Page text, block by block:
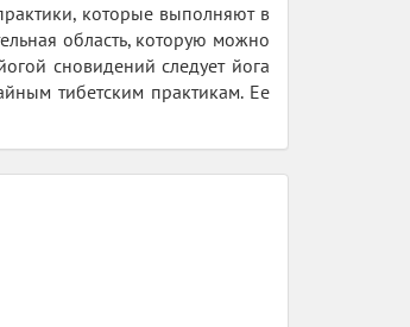
которые выполняют в
область, которую можно
сновидений следует йога
тибетским практикам. Ее